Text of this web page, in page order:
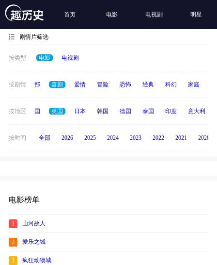
首页 电影 电视剧 明星
剧情片筛选
按类型 电影 电视剧
按剧情 全部 喜剧 爱情 冒险 恐怖 经典 科幻 家庭
按地区
美国 法国 英国 日本 韩国 德国 泰国 印度 意大利
按时间 全部 2026 2025 2024 2023 2022 2021 2020
电影榜单
1 山河故人
2 爱乐之城
3 疯狂动物城